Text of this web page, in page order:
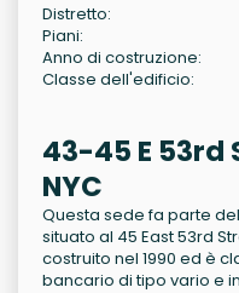
Distretto:
Piani:
Anno di costruzione:
Classe dell'edificio:
43-45 E 53rd
NYC
Questa sede fa parte
situato al 45 East 53rd
costruito nel 1990 ed è
bancario di tipo vario e